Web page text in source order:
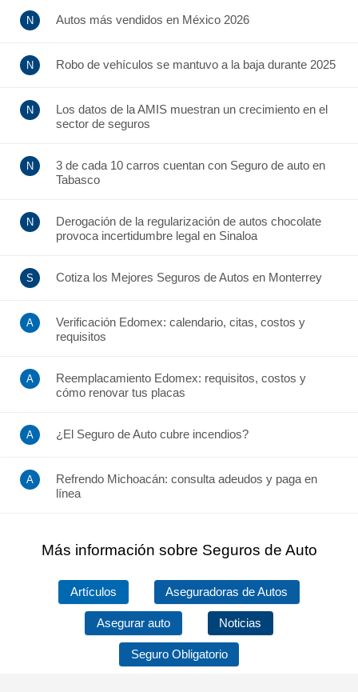
Autos más vendidos en México 2026
Robo de vehículos se mantuvo a la baja durante 2025
Los datos de la AMIS muestran un crecimiento en el
sector de seguros
3 de cada 10 carros cuentan con Seguro de auto en
Tabasco
Derogación de la regularización de autos chocolate
provoca incertidumbre legal en Sinaloa
Cotiza los Mejores Seguros de Autos en Monterrey
Verificación Edomex: calendario, citas, costos y
requisitos
Reemplacamiento Edomex: requisitos, costos y
cómo renovar tus placas
¿El Seguro de Auto cubre incendios?
Refrendo Michoacán: consulta adeudos y paga en
línea
Más información sobre Seguros de Auto
Artículos Aseguradoras de Autos
Asegurar auto Noticias
Seguro Obligatorio